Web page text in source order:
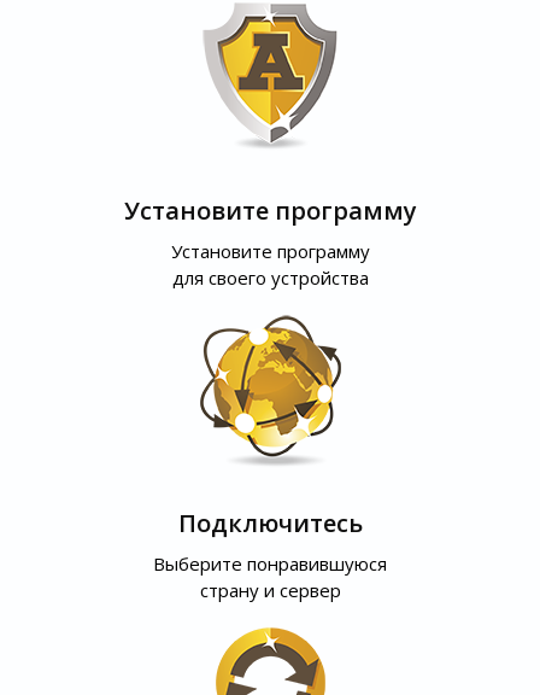
Установите программу
Установите программу
для своего устройства
Подключитесь
Выберите понравившуюся
страну и сервер